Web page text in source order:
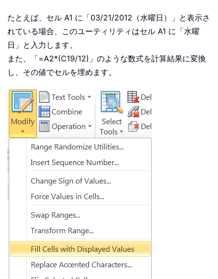
たとえば、セル A1 に「03/21/2012（水曜日）」と表示さ
れている場合、このユーティリティはセル A1 に「水曜
日」と入力します。
また、「=A2*(C19/12)」のような数式を計算結果に変換
し、その値でセルを埋めます。